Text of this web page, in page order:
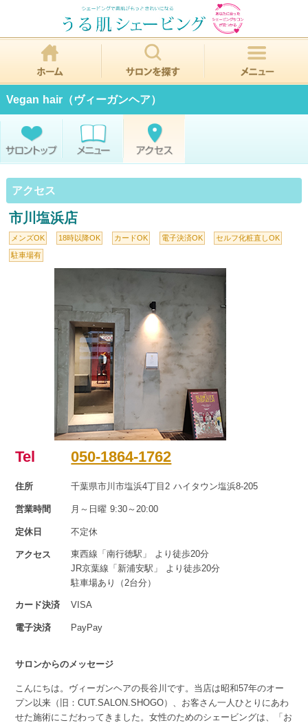
Vegan hair（ヴィーガンヘア）
アクセス
市川塩浜店
メンズOK 18時以降OK カードOK 電子決済OK セルフ化粧直しOK
駐車場有
Tel 050-1864-1762
住所 千葉県市川市塩浜4丁目2 ハイタウン塩浜8-205
営業時間 月～日曜 9:30～20:00
定休日 不定休
アクセス
東西線「南行徳駅」 より徒歩20分
JR京葉線「新浦安駅」 より徒歩20分
駐車場あり（2台分）
カード決済 VISA
電子決済 PayPay
サロンからのメッセージ
こんにちは。ヴィーガンヘアの長谷川です。当店は昭和57年のオー
プン以来（旧：CUT.SALON.SHOGO）、お客さん一人ひとりにあわ
せた施術にこだわってきました。女性のためのシェービングは、「お